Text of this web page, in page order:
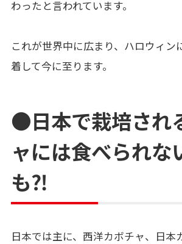
わったと言われています。
これが世界中に広まり、ハロウィン
着して今に至ります。
●日本で栽培され
ャには食べられな
も⁈
日本では主に、西洋カボチャ、日本